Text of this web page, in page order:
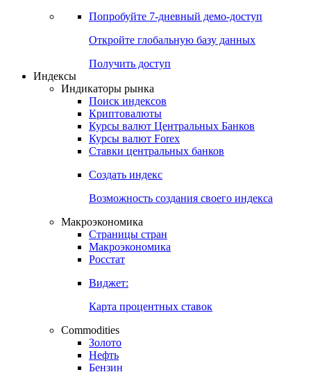
Попробуйте 7-дневный демо-доступ
Откройте глобальную базу данных
Получить доступ
Индексы
Индикаторы рынка
Поиск индексов
Криптовалюты
Курсы валют Центральных Банков
Курсы валют Forex
Ставки центральных банков
Создать индекс
Возможность создания своего индекса
Макроэкономика
Страницы стран
Макроэкономика
Росстат
Виджет:
Карта процентных ставок
Commodities
Золото
Нефть
Бензин